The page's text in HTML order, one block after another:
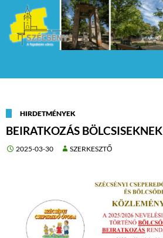
HIRDETMÉNYEK
BEIRATKOZÁS BÖLCSISEKNEK
2025-03-30 SZERKESZTŐ